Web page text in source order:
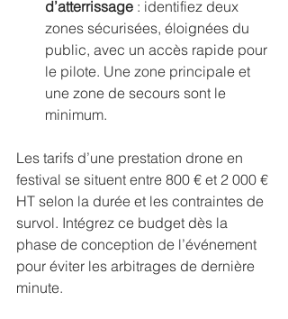
d’atterrissage : identifiez deux
zones sécurisées, éloignées du
public, avec un accès rapide pour
le pilote. Une zone principale et
une zone de secours sont le
minimum.
Les tarifs d’une prestation drone en
festival se situent entre 800 € et 2 000 €
HT selon la durée et les contraintes de
survol. Intégrez ce budget dès la
phase de conception de l’événement
pour éviter les arbitrages de dernière
minute.